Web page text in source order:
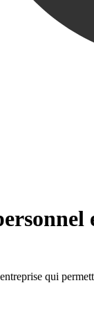
qui